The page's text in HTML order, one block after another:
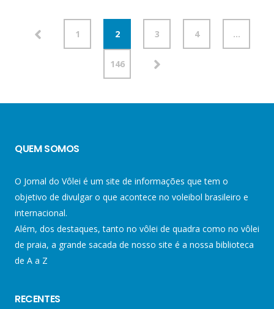
1 2 3 4 …
146
QUEM SOMOS
O Jornal do Vôlei é um site de informações que tem o
objetivo de divulgar o que acontece no voleibol brasileiro e
internacional.
Além, dos destaques, tanto no vôlei de quadra como no vôlei
de praia, a grande sacada de nosso site é a nossa biblioteca
de A a Z
RECENTES